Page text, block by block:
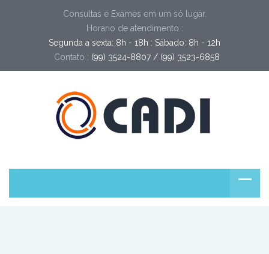
Consultas e Exames em um só lugar.
Horário de atendimento :
Segunda a sexta: 8h - 18h : Sábado: 8h - 12h
Contato : (99) 3524-8807 / (99) 3523-6858